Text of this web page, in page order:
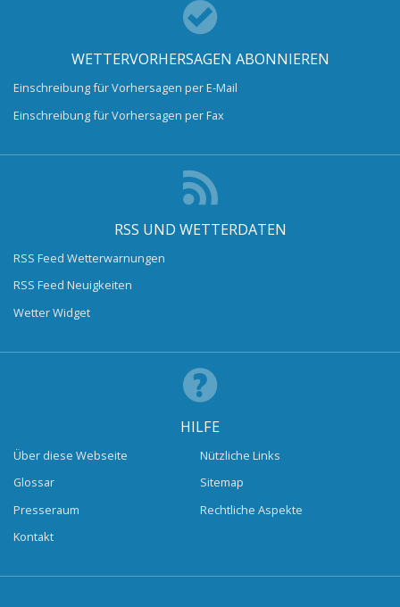
WETTERVORHERSAGEN ABONNIEREN
Einschreibung für Vorhersagen per E-Mail
Einschreibung für Vorhersagen per Fax
RSS UND WETTERDATEN
RSS Feed Wetterwarnungen
RSS Feed Neuigkeiten
Wetter Widget
HILFE
Über diese Webseite
Glossar
Presseraum
Kontakt
Nützliche Links
Sitemap
Rechtliche Aspekte